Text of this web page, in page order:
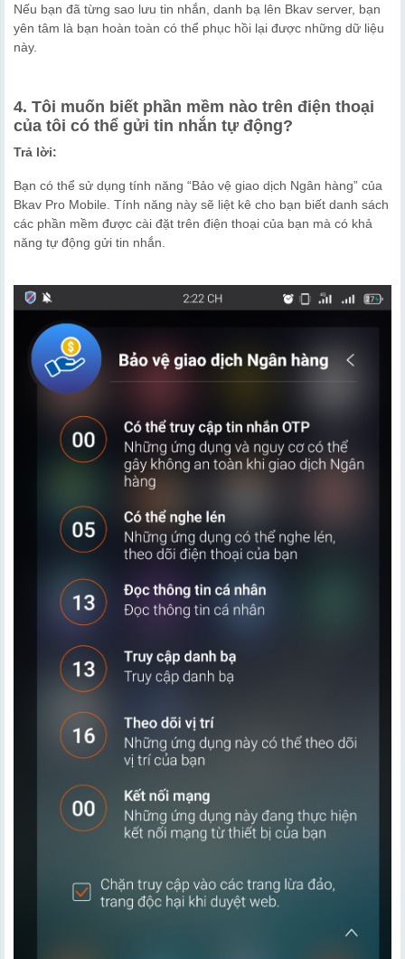
Nếu bạn đã từng sao lưu tin nhắn, danh bạ lên Bkav server, bạn
yên tâm là bạn hoàn toàn có thể phục hồi lại được những dữ liệu
này.
4. Tôi muốn biết phần mềm nào trên điện thoại
của tôi có thể gửi tin nhắn tự động?
Trả lời:
Bạn có thể sử dụng tính năng “Bảo vệ giao dịch Ngân hàng” của
Bkav Pro Mobile. Tính năng này sẽ liệt kê cho bạn biết danh sách
các phần mềm được cài đặt trên điện thoại của bạn mà có khả
năng tự động gửi tin nhắn.